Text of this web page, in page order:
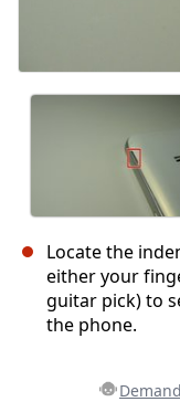
Locate the
either your
guitar pick) to
the phone.